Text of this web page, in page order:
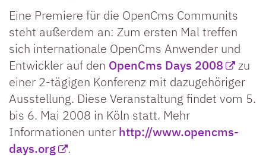
Eine Premiere für die OpenCms Communits
steht außerdem an: Zum ersten Mal treffen
sich internationale OpenCms Anwender und
Entwickler auf den OpenCms Days 2008
zu
einer 2-tägigen Konferenz mit dazugehöriger
Ausstellung. Diese Veranstaltung findet vom 5.
bis 6. Mai 2008 in Köln statt. Mehr
Informationen unter http://www.opencms-
days.org
.